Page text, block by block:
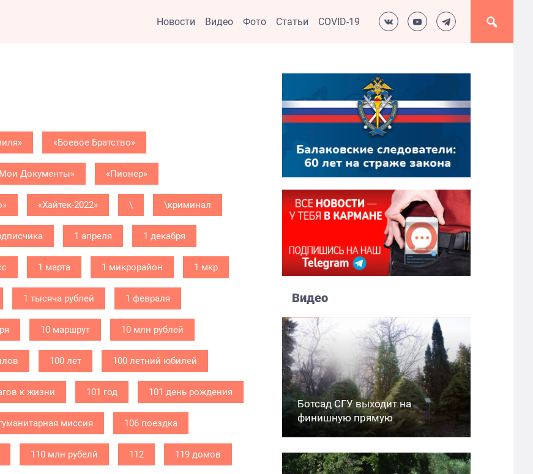
Новости Видео Фото Статьи COVID-19
«Боевое Братство»
Документы» «Пионер»
«Хайтек-2022» \ \криминал
1 апреля 1 декабря
1 марта 1 микрорайон 1 мкр
1 тысяча рублей 1 февраля
10 маршрут 10 млн рублей
100 лет 100 летний юбилей
к жизни 101 год 101 день рождения
миссия 106 поездка
110 млн рубелй 112 119 домов
Видео
Ботсад СГУ выходит на
финишную прямую